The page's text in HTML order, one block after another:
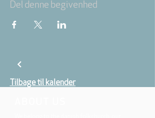
Del denne begivenhed
Tilbage til kalender